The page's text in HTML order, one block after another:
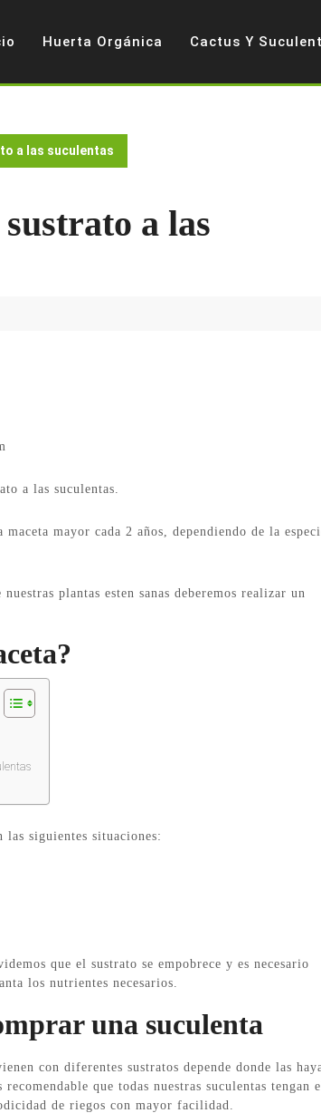
Huerta Orgánica Cactus Y
a las suculentas
a las
a las suculentas.
mayor cada 2 años, dependiendo de la
plantas esten sanas deberemos realizar un
las siguientes situaciones:
que el sustrato se empobrece y es necesario
los nutrientes necesarios.
una suculenta
con diferentes sustratos depende donde las
que todas nuestras suculentas tengan
de riegos con mayor facilidad.